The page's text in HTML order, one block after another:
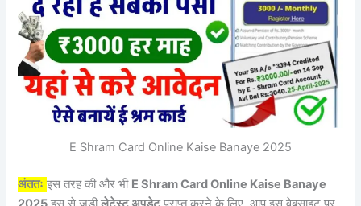
E Shram Card Online Kaise Banaye 2025
अंततः इस तरह की और भी E Shram Card Online Kaise Banaye